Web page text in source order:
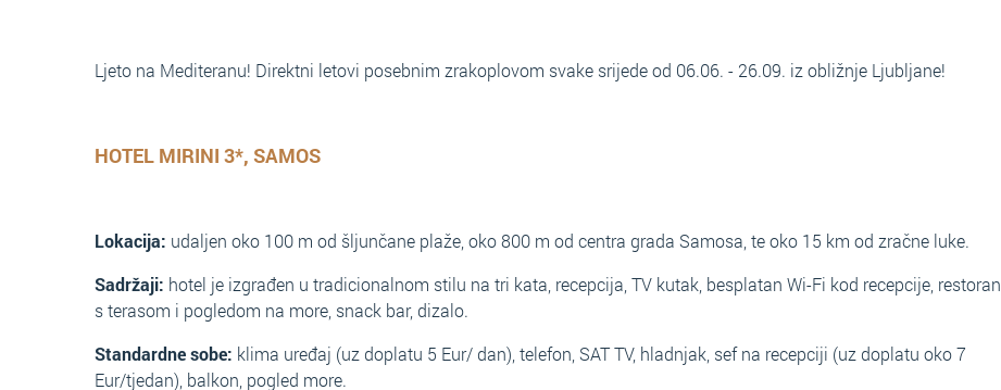
Ljeto na Mediteranu! Direktni letovi posebnim zrakoplovom svake srijede od 06.06. - 26.09. iz obližnje Ljubljane!
HOTEL MIRINI 3*, SAMOS
Lokacija: udaljen oko 100 m od šljunčane plaže, oko 800 m od centra grada Samosa, te oko 15 km od zračne luke.
Sadržaji: hotel je izgrađen u tradicionalnom stilu na tri kata, recepcija, TV kutak, besplatan Wi-Fi kod recepcije, restoran
s terasom i pogledom na more, snack bar, dizalo.
Standardne sobe: klima uređaj (uz doplatu 5 Eur/ dan), telefon, SAT TV, hladnjak, sef na recepciji (uz doplatu oko 7
Eur/tjedan), balkon, pogled more.